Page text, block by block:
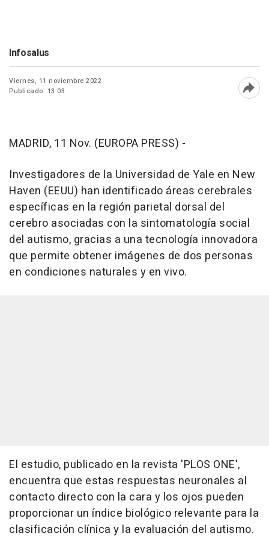
Infosalus
Viernes, 11 noviembre 2022
Publicado: 13:03
MADRID, 11 Nov. (EUROPA PRESS) -
Investigadores de la Universidad de Yale en New
Haven (EEUU) han identificado áreas cerebrales
específicas en la región parietal dorsal del
cerebro asociadas con la sintomatología social
del autismo, gracias a una tecnología innovadora
que permite obtener imágenes de dos personas
en condiciones naturales y en vivo.
El estudio, publicado en la revista 'PLOS ONE',
encuentra que estas respuestas neuronales al
contacto directo con la cara y los ojos pueden
proporcionar un índice biológico relevante para la
clasificación clínica y la evaluación del autismo.